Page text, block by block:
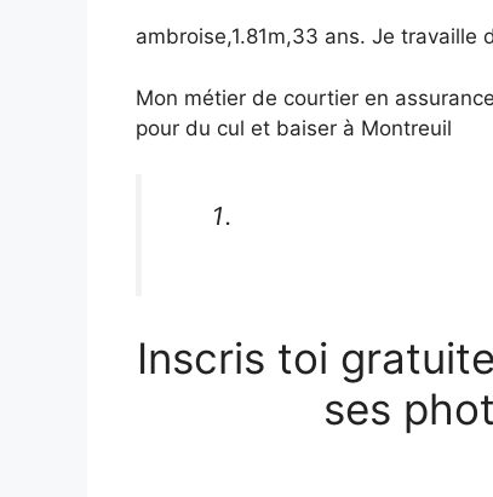
ambroise,1.81m,33 ans. Je travaille
Mon métier de courtier en
pour du cul et baiser à Montreuil
Inscris toi
ses